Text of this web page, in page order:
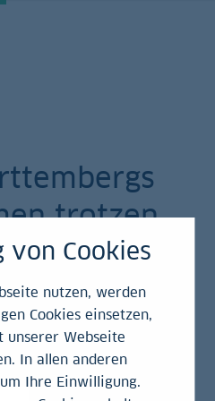
trotzen
von Cookies
nutzen, werden
Cookies einsetzen,
unserer Webseite
In allen anderen
Ihre Einwilligung.